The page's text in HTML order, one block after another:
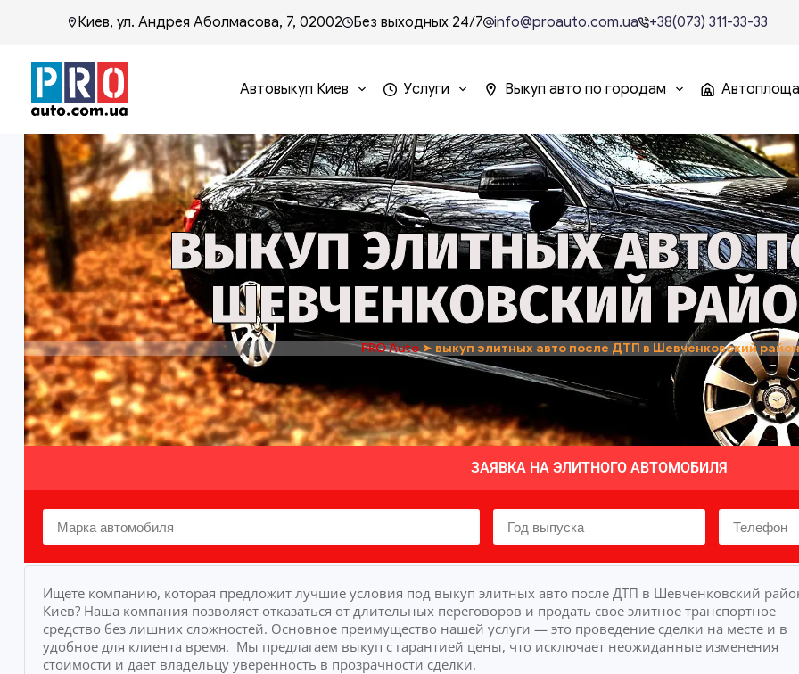
Киев, ул. Андрея Аболмасова, 7, 02002 Без выходных 24/7 info@proauto.com.ua +38(073) 311-33-33
Автовыкуп Киев Услуги Выкуп авто по городам
ВЫКУП ЭЛИТНЫХ АВТО
ШЕВЧЕНКОВСКИЙ
PRO Auto➤ выкуп элитных авто после ДТП в Шевченковский
ЗАЯВКА НА ЭЛИТНОГО АВТОМОБИЛЯ
Ищете компанию, которая предложит лучшие условия под выкуп элитных авто после ДТП в Шевченковский
Киев? Наша компания позволяет отказаться от длительных переговоров и продать свое элитное транспортное
средство без лишних сложностей. Основное преимущество нашей услуги — это проведение сделки на месте и в
удобное для клиента время. Мы предлагаем выкуп с гарантией цены, что исключает неожиданные изменения
стоимости и дает владельцу уверенность в прозрачности сделки.